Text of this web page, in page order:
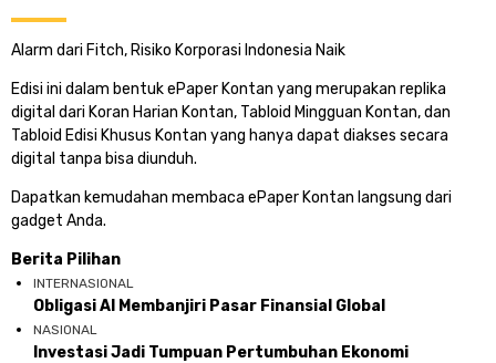
Alarm dari Fitch, Risiko Korporasi Indonesia Naik
Edisi ini dalam bentuk ePaper Kontan yang merupakan replika
digital dari Koran Harian Kontan, Tabloid Mingguan Kontan, dan
Tabloid Edisi Khusus Kontan yang hanya dapat diakses secara
digital tanpa bisa diunduh.
Dapatkan kemudahan membaca ePaper Kontan langsung dari
gadget Anda.
Berita Pilihan
INTERNASIONAL
Obligasi AI Membanjiri Pasar Finansial Global
NASIONAL
Investasi Jadi Tumpuan Pertumbuhan Ekonomi